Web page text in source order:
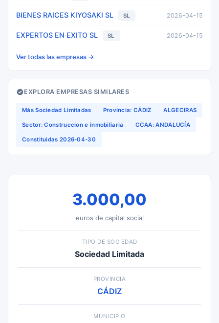
BIENES RAICES KIYOSAKI SL SL 2026-04-15
EXPERTOS EN EXITO SL SL 2026-04-15
Ver todas las empresas →
EXPLORA EMPRESAS SIMILARES
Más Sociedad Limitadas Provincia: CÁDIZ ALGECIRAS
Sector: Construccion e inmobiliaria CCAA: ANDALUCÍA
Constituidas 2026-04-30
3.000,00
euros de capital social
TIPO DE SOCIEDAD
Sociedad Limitada
PROVINCIA
CÁDIZ
MUNICIPIO